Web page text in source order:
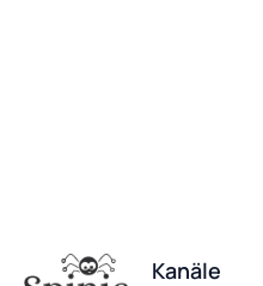
Kanäle